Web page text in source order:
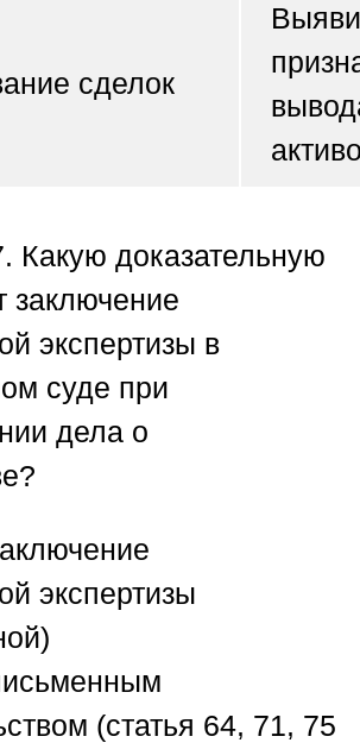
сделок
Какую доказательную
заключение
экспертизы в
суде при
дела о
экспертизы
(статья 64, 71, 75